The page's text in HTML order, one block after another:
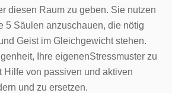
diesen Raum zu geben. Sie nutzen
5 Säulen anzuschauen, die nötig
Geist im Gleichgewicht stehen.
Ihre eigenenStressmuster zu
Hilfe von passiven und aktiven
und zu ersetzen.